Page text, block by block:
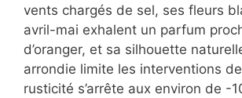
vents chargés de sel, ses fleurs
avril-mai exhalent un parfum
d’oranger, et sa silhouette
arrondie limite les interventions
rusticité s’arrête aux environ de -